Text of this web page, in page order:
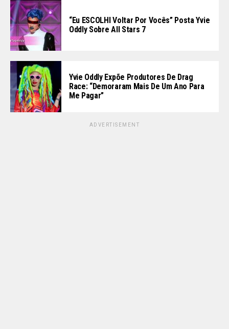
“Eu ESCOLHI Voltar Por Vocês” Posta Yvie
Oddly Sobre All Stars 7
Yvie Oddly Expõe Produtores De Drag
Race: “demoraram Mais De Um Ano Para
Me Pagar”
ADVERTISEMENT